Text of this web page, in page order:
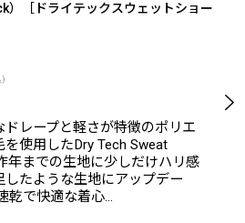
）［ドライテックスウェットショー
)
ドレープと軽さが特徴のポリエ
を使用したDry Tech Sweat
年までの生地に少しだけハリ感
したような生地にアップデー
乾で快適な着心…